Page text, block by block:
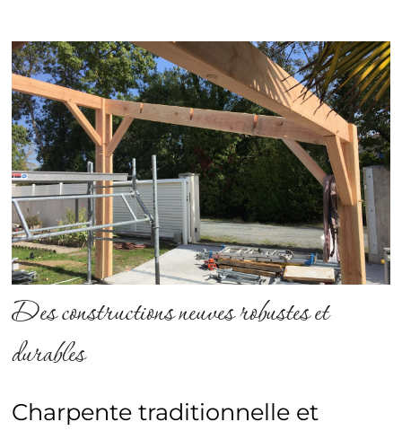
Des constructions neuves robustes et
durables
Charpente traditionnelle et